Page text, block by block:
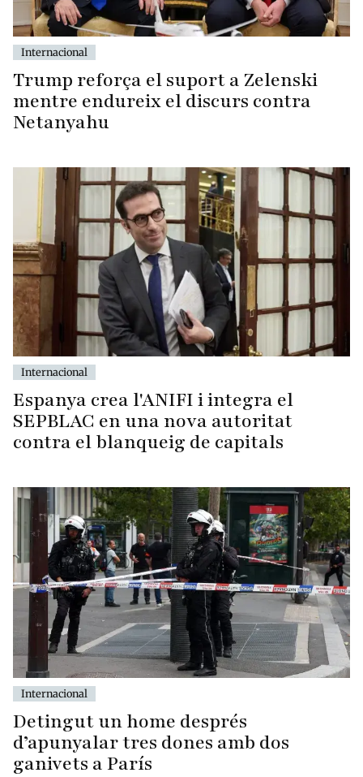
Internacional
Trump reforça el suport a Zelenski
mentre endureix el discurs contra
Netanyahu
Internacional
Espanya crea l'ANIFI i integra el
SEPBLAC en una nova autoritat
contra el blanqueig de capitals
Internacional
Detingut un home després
d’apunyalar tres dones amb dos
ganivets a París